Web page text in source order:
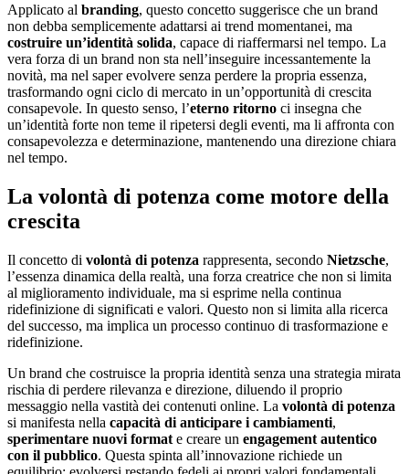
Applicato al branding, questo concetto suggerisce che un brand
non debba semplicemente adattarsi ai trend momentanei, ma
costruire un’identità solida, capace di riaffermarsi nel tempo. La
vera forza di un brand non sta nell’inseguire incessantemente la
novità, ma nel saper evolvere senza perdere la propria essenza,
trasformando ogni ciclo di mercato in un’opportunità di crescita
consapevole. In questo senso, l’eterno ritorno ci insegna che
un’identità forte non teme il ripetersi degli eventi, ma li affronta con
consapevolezza e determinazione, mantenendo una direzione chiara
nel tempo.
La volontà di potenza come motore della
crescita
Il concetto di volontà di potenza rappresenta, secondo Nietzsche,
l’essenza dinamica della realtà, una forza creatrice che non si limita
al miglioramento individuale, ma si esprime nella continua
ridefinizione di significati e valori. Questo non si limita alla ricerca
del successo, ma implica un processo continuo di trasformazione e
ridefinizione.
Un brand che costruisce la propria identità senza una strategia mirata
rischia di perdere rilevanza e direzione, diluendo il proprio
messaggio nella vastità dei contenuti online. La volontà di potenza
si manifesta nella capacità di anticipare i cambiamenti,
sperimentare nuovi format e creare un engagement autentico
con il pubblico. Questa spinta all’innovazione richiede un